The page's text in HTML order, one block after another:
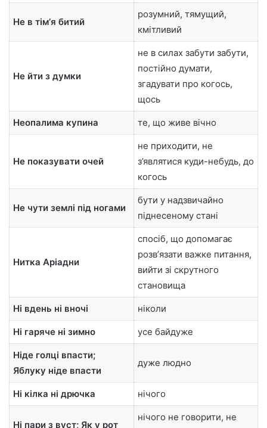
Не в тімʼя битий
розумний, тямущий,
кмітливий
Не йти з думки
не в силах забути забути,
постійно думати,
згадувати про когось,
щось
Неопалима купина те, що живе вічно
Не показувати очей
не приходити, не
з’являтися куди-небудь, до
когось
Не чути землі під ногами
бути у надзвичайно
піднесеному стані
Нитка Аріадни
спосіб, що допомагає
розвʼязати важке питання,
вийти зі скрутного
становища
Ні вдень ні вночі ніколи
Ні гаряче ні зимно усе байдуже
Ніде голці впасти;
Яблуку ніде впасти
дуже людно
Ні кілка ні дрючка нічого
Ні пари з вуст; Як у рот
нічого не говорити, не